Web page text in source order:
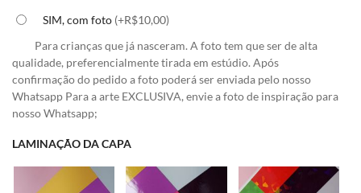
SIM, com foto (+R$10,00)
Para crianças que já nasceram. A foto tem que ser de alta
qualidade, preferencialmente tirada em estúdio. Após
confirmação do pedido a foto poderá ser enviada pelo nosso
Whatsapp Para a arte EXCLUSIVA, envie a foto de inspiração para
nosso Whatsapp;
LAMINAÇÃO DA CAPA